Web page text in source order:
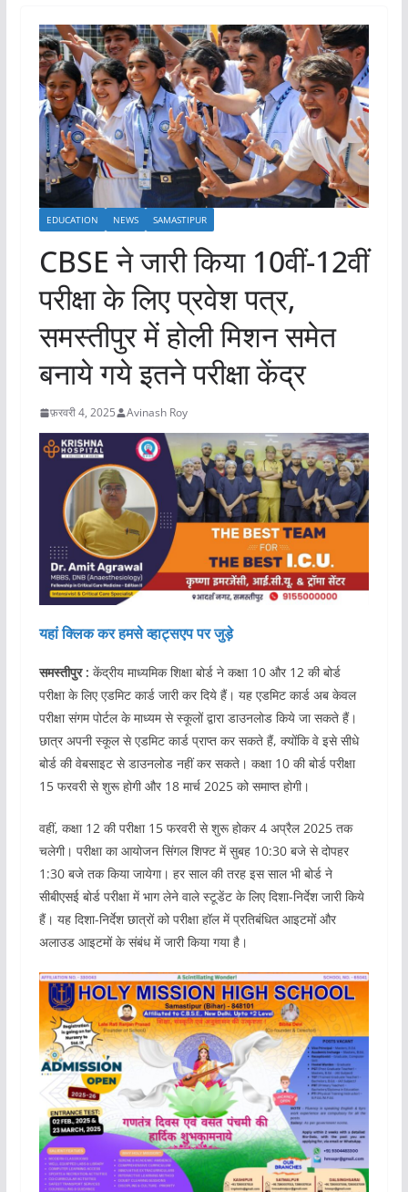
EDUCATION NEWS SAMASTIPUR
CBSE ने जारी किया 10वीं-12वीं
परीक्षा के लिए प्रवेश पत्र,
समस्तीपुर में होली मिशन समेत
बनाये गये इतने परीक्षा केंद्र
फ़रवरी 4, 2025 Avinash Roy
यहां क्लिक कर हमसे व्हाट्सएप पर जुड़े
समस्तीपुर : केंद्रीय माध्यमिक शिक्षा बोर्ड ने कक्षा 10 और 12 की बोर्ड
परीक्षा के लिए एडमिट कार्ड जारी कर दिये हैं। यह एडमिट कार्ड अब केवल
परीक्षा संगम पोर्टल के माध्यम से स्कूलों द्वारा डाउनलोड किये जा सकते हैं।
छात्र अपनी स्कूल से एडमिट कार्ड प्राप्त कर सकते हैं, क्योंकि वे इसे सीधे
बोर्ड की वेबसाइट से डाउनलोड नहीं कर सकते। कक्षा 10 की बोर्ड परीक्षा
15 फरवरी से शुरू होगी और 18 मार्च 2025 को समाप्त होगी।
वहीं, कक्षा 12 की परीक्षा 15 फरवरी से शुरू होकर 4 अप्रैल 2025 तक
चलेगी। परीक्षा का आयोजन सिंगल शिफ्ट में सुबह 10:30 बजे से दोपहर
1:30 बजे तक किया जायेगा। हर साल की तरह इस साल भी बोर्ड ने
सीबीएसई बोर्ड परीक्षा में भाग लेने वाले स्टूडेंट के लिए दिशा-निर्देश जारी किये
हैं। यह दिशा-निर्देश छात्रों को परीक्षा हॉल में प्रतिबंधित आइटमों और
अलाउड आइटमों के संबंध में जारी किया गया है।